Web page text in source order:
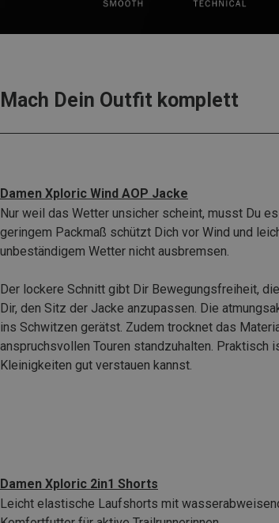
Mach Dein Outfit komplett
Damen Xploric Wind AOP Jacke
Nur weil das Wetter unsicher scheint, musst Du
geringem Packmaß schützt Dich vor Wind und
unbeständigem Wetter nicht ausbremsen.
Der lockere Schnitt gibt Dir Bewegungsfreiheit,
Dir, den Sitz der Jacke anzupassen. Die
ins Schwitzen gerätst. Zudem trocknet das
anspruchsvollen Touren standzuhalten. Praktisch
Kleinigkeiten gut verstauen kannst.
Damen Xploric 2in1 Shorts
Leicht elastische Laufshorts mit